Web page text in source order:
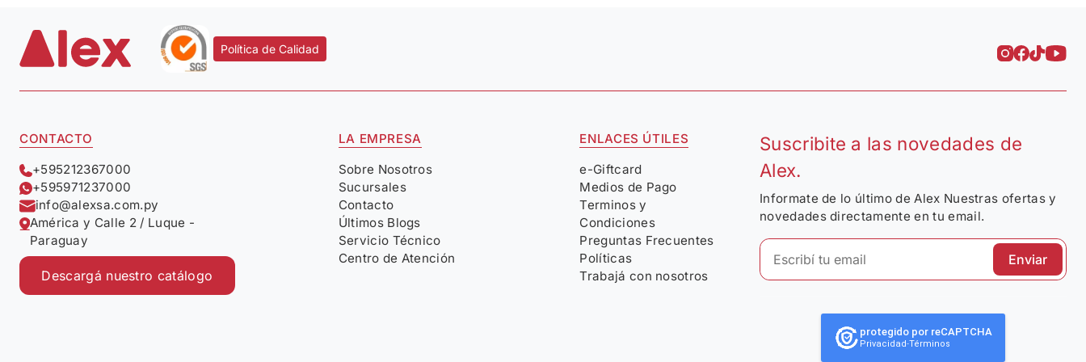
Política de Calidad
CONTACTO
+595212367000
+595971237000
info@alexsa.com.py
América y Calle 2 / Luque -
Paraguay
Descargá nuestro catálogo
LA EMPRESA
Sobre Nosotros
Sucursales
Contacto
Últimos Blogs
Servicio Técnico
Centro de Atención
ENLACES ÚTILES
e-Giftcard
Medios de Pago
Terminos y
Condiciones
Preguntas Frecuentes
Políticas
Trabajá con nosotros
Suscribite a las novedades de
Alex.
Informate de lo último de Alex Nuestras ofertas y
novedades directamente en tu email.
Enviar
protegido por reCAPTCHA
Privacidad-Términos